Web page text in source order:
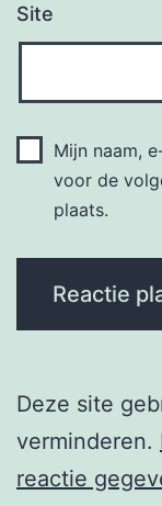
Site
Mijn naam,
voor de
plaats.
Deze site
verminderen.
reactie